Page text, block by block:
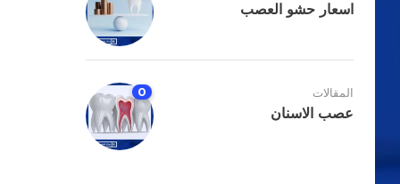
اسعار حشو العصب
0 المقالات
عصب الاسنان